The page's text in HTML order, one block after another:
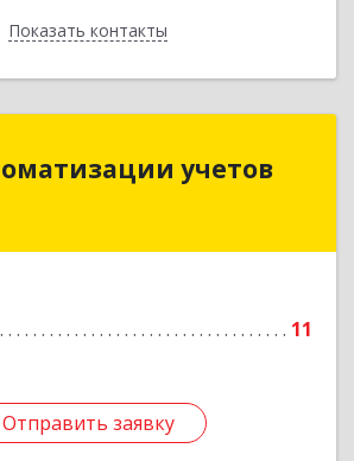
Показать контакты
Назад
учетов
11
Отправить заявку
обл, Режевской р-н, Реж
Отправить заявку